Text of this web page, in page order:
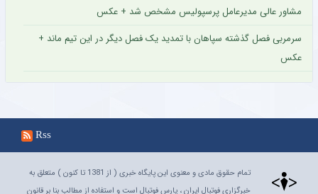
مشاور عالی مدیرعامل پرسپولیس مشخص شد + عکس
سرمربی فصل گذشته سپاهان با تمدید یک فصل دیگر در این تیم ماند +
عکس
Rss
تمام حقوق مادی و معنوی این پایگاه خبری ( از 1381 تا کنون ) متعلق به
خبرگزاری فوتبال ایران ، پارس فوتبال است و استفاده از مطالب بنا بر قانون